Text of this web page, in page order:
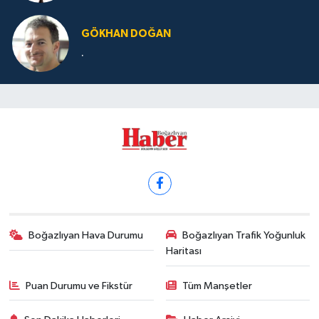
GÖKHAN DOĞAN
.
Boğazlıyan Hava Durumu
Boğazlıyan Trafik Yoğunluk
Haritası
Puan Durumu ve Fikstür Tüm Manşetler